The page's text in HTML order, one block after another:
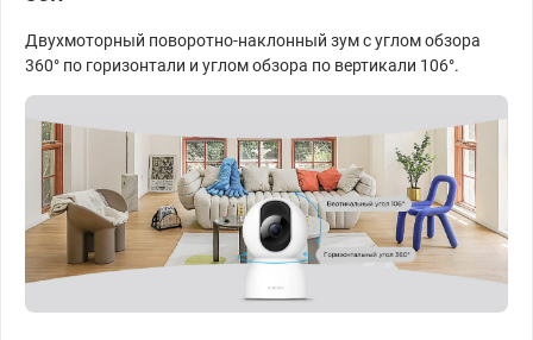
Двухмоторный поворотно-наклонный зум с углом обзора
360° по горизонтали и углом обзора по вертикали 106°.